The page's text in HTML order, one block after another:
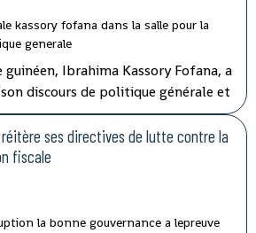
Ibrahima Kassory Fofana, a
discours de politique générale et
108 députés présents sur les 114
guinéen.
ses directives de lutte contre la
fiscale